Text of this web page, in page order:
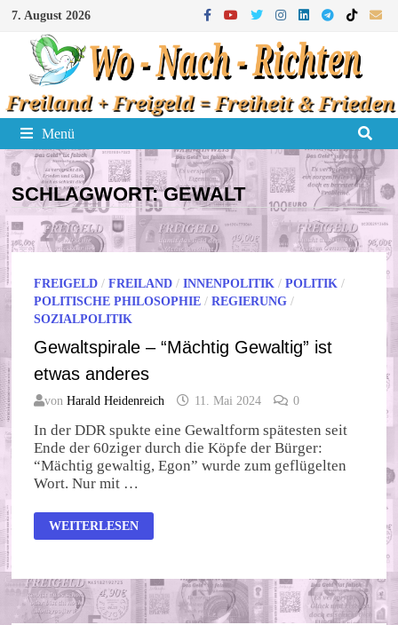
Zum
Inhalt
springen
7. August 2026
Menü
SCHLAGWORT:GEWALT
FREIGELD /FREILAND /INNENPOLITIK /POLITIK /
POLITISCHE PHILOSOPHIE /REGIERUNG /
SOZIALPOLITIK
Gewaltspirale – “Mächtig Gewaltig” ist
etwas anderes
vonHarald Heidenreich 11. Mai 2024 0
In der DDR spukte eine Gewaltform spätesten seit
Ende der 60ziger durch die Köpfe der Bürger:
“Mächtig gewaltig, Egon” wurde zum geflügelten
Wort. Nur mit …
GEWALTSPIRALE
–
ETWAS
ANDERES
WEITERLESEN